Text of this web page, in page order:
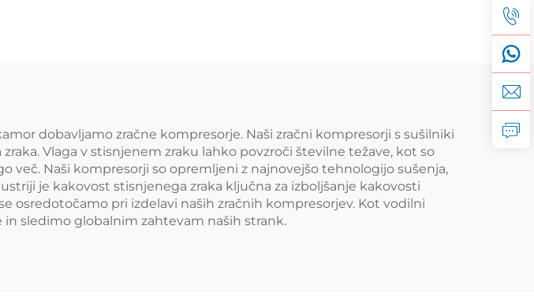
dobavljamo zračne kompresorje. Naši zračni kompresorji s sušilniki
Vlaga v stisnjenem zraku lahko povzroči številne težave, kot so
več. Naši kompresorji so opremljeni z najnovejšo tehnologijo sušenja,
je kakovost stisnjenega zraka ključna za izboljšanje kakovosti
osredotočamo pri izdelavi naših zračnih kompresorjev. Kot vodilni
sledimo globalnim zahtevam naših strank.